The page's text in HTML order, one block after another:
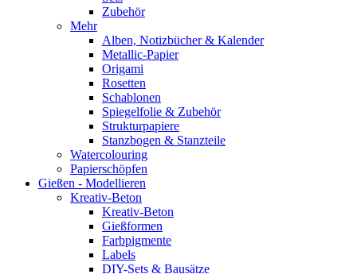
Zubehör
Mehr
Alben, Notizbücher & Kalender
Metallic-Papier
Origami
Rosetten
Schablonen
Spiegelfolie & Zubehör
Strukturpapiere
Stanzbogen & Stanzteile
Watercolouring
Papierschöpfen
Gießen - Modellieren
Kreativ-Beton
Kreativ-Beton
Gießformen
Farbpigmente
Labels
DIY-Sets & Bausätze